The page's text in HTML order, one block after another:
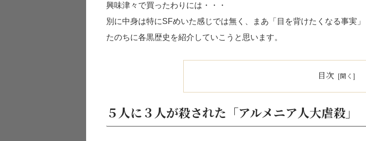
興味津々で買ったわりには・・・
別に中身は特にSFめいた感じでは無く、まあ「目を背けたくなる事実
たのちに各黒歴史を紹介していこうと思います。
目次
５人に３人が殺された「アルメニア人大虐殺」